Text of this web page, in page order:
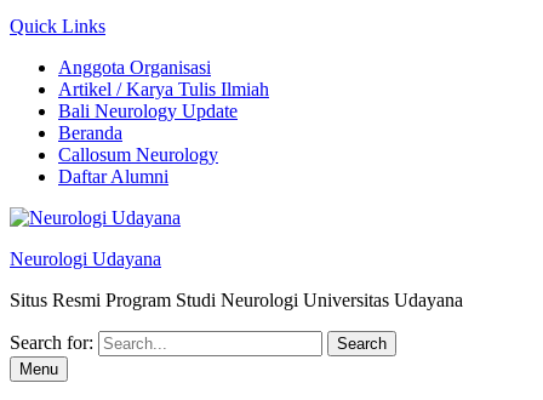
Quick Links
Anggota Organisasi
Artikel / Karya Tulis Ilmiah
Bali Neurology Update
Beranda
Callosum Neurology
Daftar Alumni
Neurologi Udayana
Situs Resmi Program Studi Neurologi Universitas Udayana
Search for:
Menu